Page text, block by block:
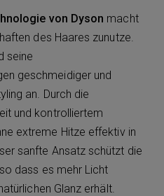
von Dyson macht
des Haares zunutze.
seine
geschmeidiger und
an. Durch die
und kontrolliertem
extreme Hitze effektiv in
sanfte Ansatz schützt die
dass es mehr Licht
Glanz erhält.